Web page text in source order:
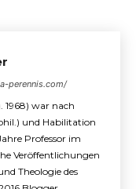
perennis.com/
1968) war nach
und Habilitation
Professor im
Veröffentlichungen
Theologie des